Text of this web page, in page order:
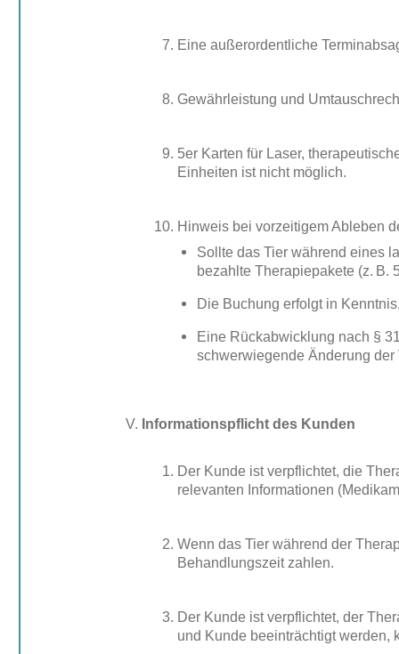
Eine außerordentliche
Gewährleistung und
5er Karten für Laser,
Einheiten ist nicht möglich.
Hinweis bei vorzeitigem Ableben
Sollte das Tier während eines
bezahlte Therapiepakete (z. B.
Die Buchung erfolgt in
Eine Rückabwicklung nach §
schwerwiegende Änderung
Informationspflicht des Kunden
Der Kunde ist verpflichtet, die
relevanten Informationen
Wenn das Tier während der
Behandlungszeit zahlen.
Der Kunde ist verpflichtet, der
und Kunde beeinträchtigt werden,